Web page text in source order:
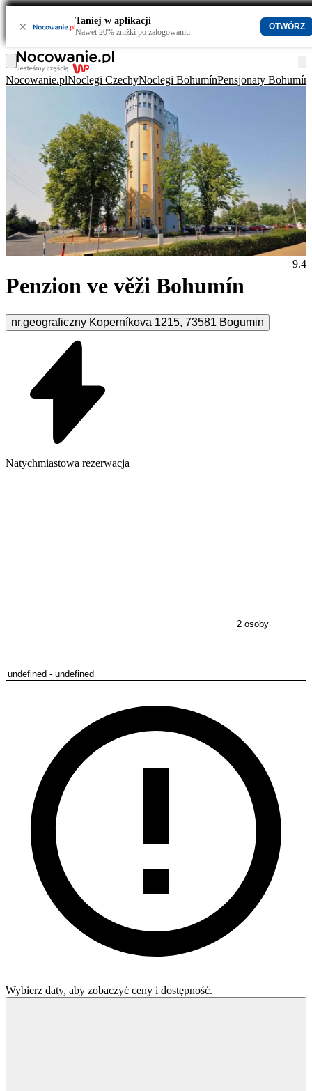
× Taniej w aplikacji
Nawet 20% zniżki po zalogowaniu
OTWÓRZ
Nocowanie.plNoclegi CzechyNoclegi BohumínPensjonaty Bohumín
Penzion ve věži Bohumín
nr.geograficzny Koperníkova 1215, 73581 Bogumin
9.4
Natychmiastowa rezerwacja
2 osoby
Wybierz daty, aby zobaczyć ceny i dostępność.